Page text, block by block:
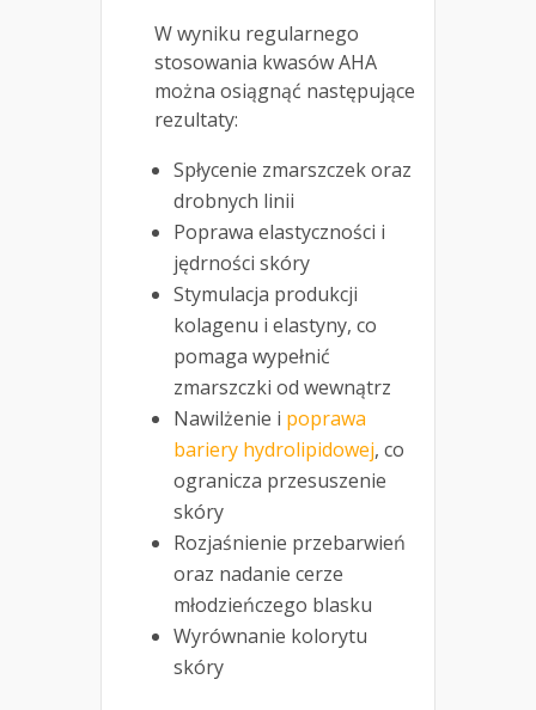
W wyniku regularnego
stosowania kwasów AHA
można osiągnąć następujące
rezultaty:
Spłycenie zmarszczek oraz
drobnych linii
Poprawa elastyczności i
jędrności skóry
Stymulacja produkcji
kolagenu i elastyny, co
pomaga wypełnić
zmarszczki od wewnątrz
Nawilżenie i poprawa
bariery hydrolipidowej, co
ogranicza przesuszenie
skóry
Rozjaśnienie przebarwień
oraz nadanie cerze
młodzieńczego blasku
Wyrównanie kolorytu
skóry